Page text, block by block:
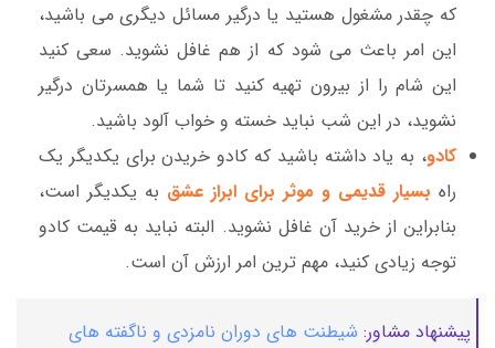
که چقدر مشغول هستید یا درگیر مسائل دیگری می باشید،
این امر باعث می شود که از هم غافل نشوید. سعی کنید
این شام را از بیرون تهیه کنید تا شما یا همسرتان درگیر
نشوید، در این شب نباید خسته و خواب آلود باشید.
کادو، به یاد داشته باشید که کادو خریدن برای یکدیگر یک
راه بسیار قدیمی و موثر برای ابراز عشق به یکدیگر است،
بنابراین از خرید آن غافل نشوید. البته نباید به قیمت کادو
توجه زیادی کنید، مهم ترین امر ارزش آن است.
پیشنهاد مشاور: شیطنت های دوران نامزدی و ناگفته های